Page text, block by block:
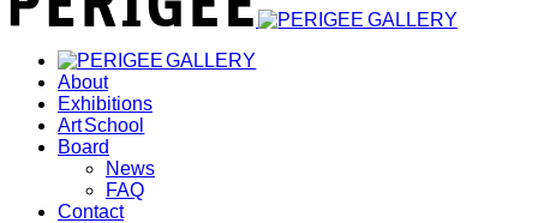
About
Exhibitions
Art School
Board
News
FAQ
Contact